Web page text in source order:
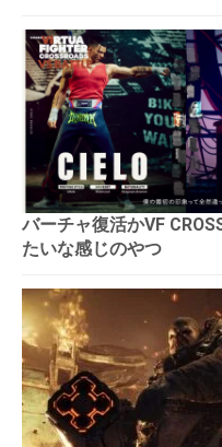
バーチャ復活かVF
たいな感じのやつ